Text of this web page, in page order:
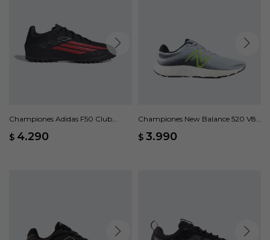
Championes Adidas F50 Club
$ 4.290
Championes New Balance 520 V8 -
$ 3.990